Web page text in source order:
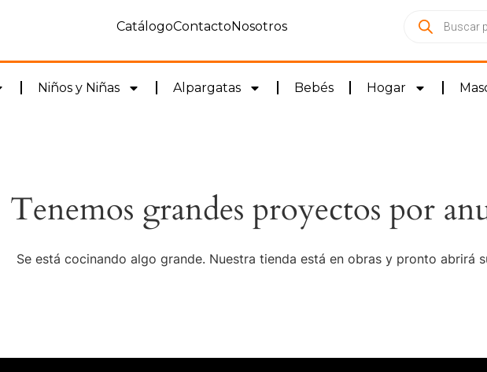
CatálogoContactoNosotros
Niños y Niñas Alpargatas Bebés Hogar
Tenemos grandes proyectos por
Se está cocinando algo grande. Nuestra tienda está en obras y pronto abrirá